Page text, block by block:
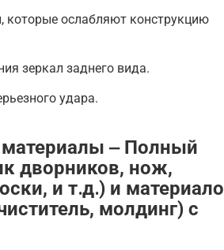
ослабляют конструкцию
зеркал заднего вида.
удара.
‒ Полный
дворников, нож,
и т․д․) и
молдинг) с